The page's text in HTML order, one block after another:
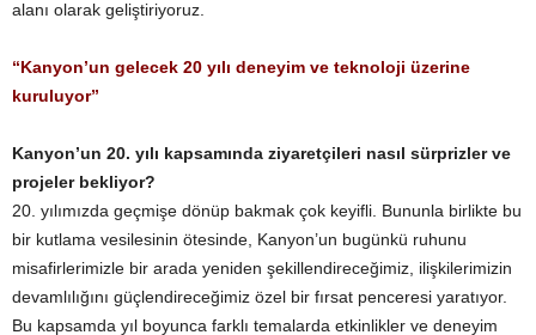
alanı olarak geliştiriyoruz.
“Kanyon’un gelecek 20 yılı deneyim ve teknoloji üzerine
kuruluyor”
Kanyon’un 20. yılı kapsamında ziyaretçileri nasıl sürprizler ve
projeler bekliyor?
20. yılımızda geçmişe dönüp bakmak çok keyifli. Bununla birlikte bu
bir kutlama vesilesinin ötesinde, Kanyon’un bugünkü ruhunu
misafirlerimizle bir arada yeniden şekillendireceğimiz, ilişkilerimizin
devamlılığını güçlendireceğimiz özel bir fırsat penceresi yaratıyor.
Bu kapsamda yıl boyunca farklı temalarda etkinlikler ve deneyim